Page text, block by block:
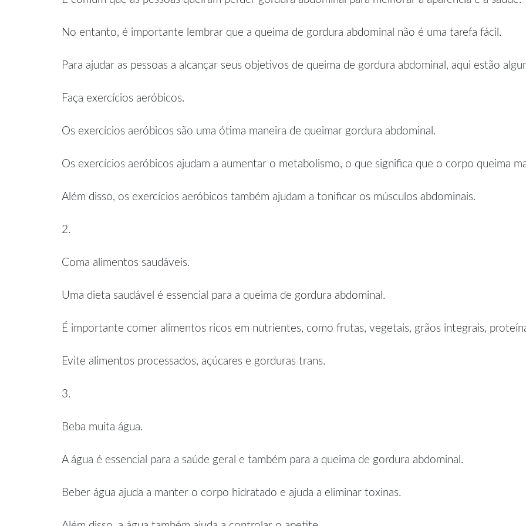
No entanto, é importante lembrar que a queima de gordura abdominal não é uma tarefa fácil.
Para ajudar as pessoas a alcançar seus objetivos de queima de gordura abdominal, aqui estão
Faça exercícios aeróbicos.
Os exercícios aeróbicos são uma ótima maneira de queimar gordura abdominal.
Os exercícios aeróbicos ajudam a aumentar o metabolismo, o que significa que o corpo queima
Além disso, os exercícios aeróbicos também ajudam a tonificar os músculos abdominais.
2.
Coma alimentos saudáveis.
Uma dieta saudável é essencial para a queima de gordura abdominal.
É importante comer alimentos ricos em nutrientes, como frutas, vegetais, grãos integrais,
Evite alimentos processados, açúcares e gorduras trans.
3.
Beba muita água.
A água é essencial para a saúde geral e também para a queima de gordura abdominal.
Beber água ajuda a manter o corpo hidratado e ajuda a eliminar toxinas.